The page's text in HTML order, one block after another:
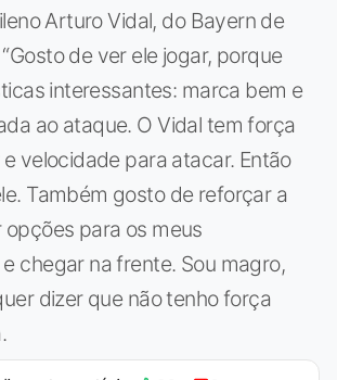
Arturo Vidal, do Bayern de
de ver ele jogar, porque
interessantes: marca bem e
ao ataque. O Vidal tem força
velocidade para atacar. Então
Também gosto de reforçar a
para os meus
chegar na frente. Sou magro,
dizer que não tenho força